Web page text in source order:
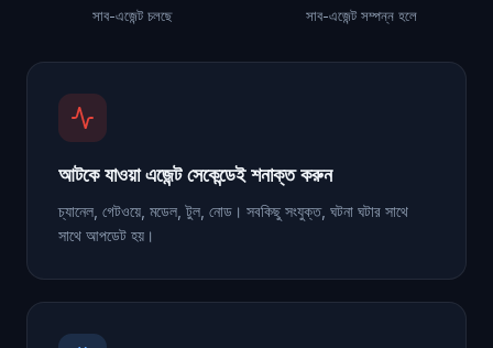
সাব-এজেন্ট চলছে সাব-এজেন্ট সম্পন্ন হলে
আটকে যাওয়া এজেন্ট সেকেন্ডেই শনাক্ত করুন
চ্যানেল, গেটওয়ে, মডেল, টুল, নোড। সবকিছু সংযুক্ত, ঘটনা ঘটার সাথে
সাথে আপডেট হয়।